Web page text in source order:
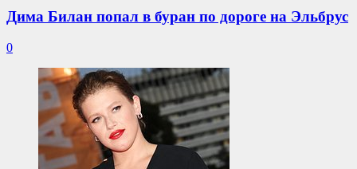
Дима Билан попал в буран по дороге на Эльбрус
0